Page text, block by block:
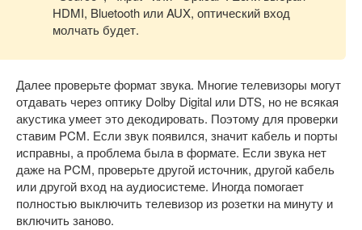
HDMI, Bluetooth или AUX, оптический вход
молчать будет.
Далее проверьте формат звука. Многие телевизоры могут
отдавать через оптику Dolby Digital или DTS, но не всякая
акустика умеет это декодировать. Поэтому для проверки
ставим PCM. Если звук появился, значит кабель и порты
исправны, а проблема была в формате. Если звука нет
даже на PCM, проверьте другой источник, другой кабель
или другой вход на аудиосистеме. Иногда помогает
полностью выключить телевизор из розетки на минуту и
включить заново.